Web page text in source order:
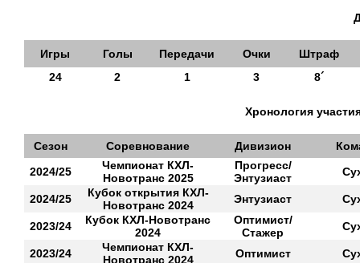
Игры Голы Передачи Очки
Штраф
24
2 1 3 8´
Хронология
Сезон Соревнование Дивизион
2024/25
Чемпионат КХЛ-
Новотранс 2025
Прогресс/
Энтузиаст
2024/25
Кубок открытия КХЛ-
Новотранс 2024
Энтузиаст
2023/24
Кубок КХЛ-Новотранс
2024
Оптимист/
Стажер
2023/24
Чемпионат КХЛ-
Новотранс 2024
Оптимист